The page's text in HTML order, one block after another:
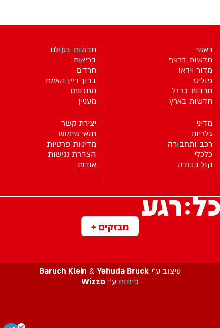
מבזקים +
ראשי
חדשות ברצף
מדור וידאו
פוליטי
חרבות ברזל
חדשות בארץ
חדשות בעולם
בריאות
חרדים
ברוך דיין האמת
מתכונים
מעניין
מדיני
גלריות
רכב ותחבורה
כלכלי
קול כבודה
יצירת קשר
תנאי שימוש
מדיניות פרטיות
הצהרת נגישות
אודות
עיצוב ע”י Baruch Klein & Yehuda Bruck
פיתוח ע”י Wizzo